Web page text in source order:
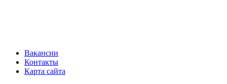
Вакансии
Контакты
Карта сайта